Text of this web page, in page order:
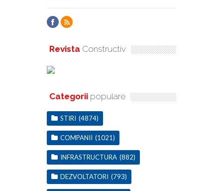
Revista Constructiv
Categorii populare
STIRI (4874)
COMPANII (1021)
INFRASTRUCTURA (882)
DEZVOLTATORI (793)